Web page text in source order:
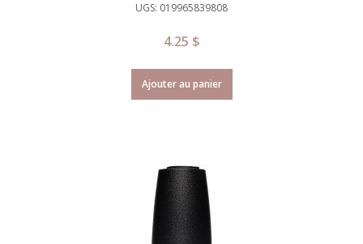
UGS: 019965839808
4.25 $
Ajouter au panier